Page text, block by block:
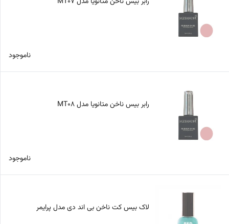
ناموجود
رابر بیس ناخن متانویا مدل MT08
ناموجود
لاک بیس کت ناخن بی اند دی مدل پرایمر